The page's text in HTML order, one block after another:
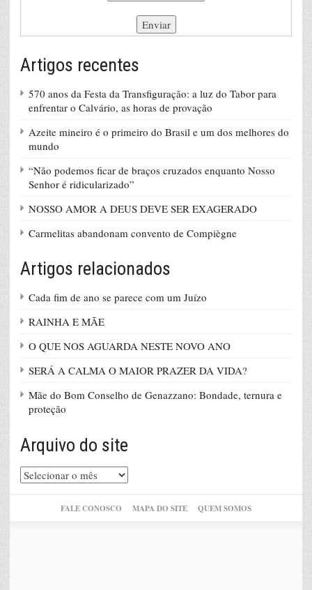
Artigos recentes
570 anos da Festa da Transfiguração: a luz do Tabor para
enfrentar o Calvário, as horas de provação
Azeite mineiro é o primeiro do Brasil e um dos melhores do
mundo
“Não podemos ficar de braços cruzados enquanto Nosso
Senhor é ridicularizado”
NOSSO AMOR A DEUS DEVE SER EXAGERADO
Carmelitas abandonam convento de Compiègne
Artigos relacionados
Cada fim de ano se parece com um Juízo
RAINHA E MÃE
O QUE NOS AGUARDA NESTE NOVO ANO
SERÁ A CALMA O MAIOR PRAZER DA VIDA?
Mãe do Bom Conselho de Genazzano: Bondade, ternura e
proteção
Arquivo do site
Arquivo
do
FALE CONOSCO MAPA DO SITE QUEM SOMOS